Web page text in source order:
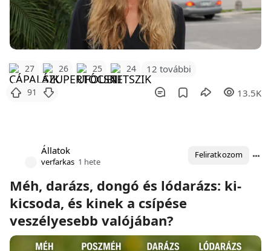
27 26 25 24 12 további
91 13.5K
Állatok
verfarkas 1 hete
Feliratkozom
Méh, darázs, dongó és lódarázs: ki-
kicsoda, és kinek a csípése
veszélyesebb valójában?